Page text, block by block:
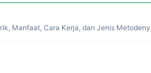
Manfaat, Cara Kerja, dan Jenis